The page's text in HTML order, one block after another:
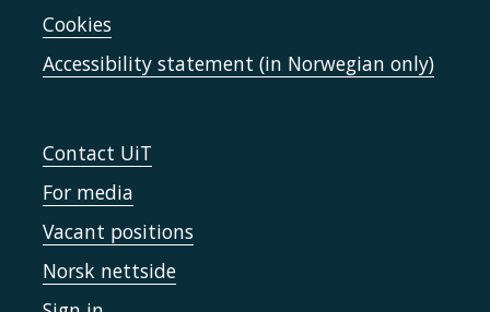
Cookies
Accessibility statement (in Norwegian only)
Contact UiT
For media
Vacant positions
Norsk nettside